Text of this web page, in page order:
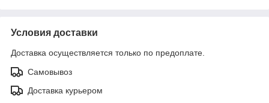
Условия доставки
Доставка осуществляется только по предоплате.
Самовывоз
Доставка курьером